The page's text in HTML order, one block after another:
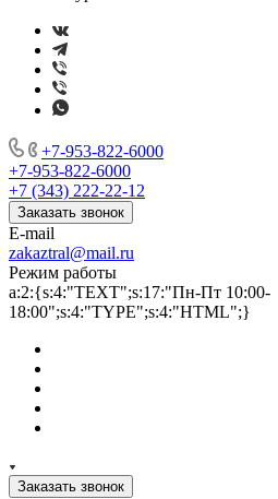
+7-953-822-6000
+7-953-822-6000
+7 (343) 222-22-12
Заказать звонок
E-mail
zakaztral@mail.ru
Режим работы
a:2:{s:4:"TEXT";s:17:"Пн-Пт 10:00-
18:00";s:4:"TYPE";s:4:"HTML";}
Заказать звонок